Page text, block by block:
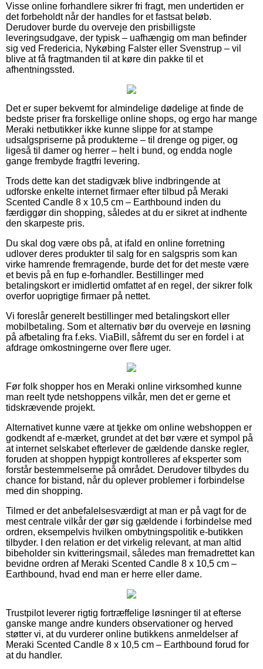
Visse online forhandlere sikrer fri fragt, men undertiden er
det forbeholdt når der handles for et fastsat beløb.
Derudover burde du overveje den prisbilligste
leveringsudgave, der typisk – uafhængig om man befinder
sig ved Fredericia, Nykøbing Falster eller Svenstrup – vil
blive at få fragtmanden til at køre din pakke til et
afhentningssted.
Det er super bekvemt for almindelige dødelige at finde de
bedste priser fra forskellige online shops, og ergo har mange
Meraki netbutikker ikke kunne slippe for at stampe
udsalgspriserne på produkterne – til drenge og piger, og
ligeså til damer og herrer – helt i bund, og endda nogle
gange frembyde fragtfri levering.
Trods dette kan det stadigvæk blive indbringende at
udforske enkelte internet firmaer efter tilbud på Meraki
Scented Candle 8 x 10,5 cm – Earthbound inden du
færdiggør din shopping, således at du er sikret at indhente
den skarpeste pris.
Du skal dog være obs på, at ifald en online forretning
udlover deres produkter til salg for en salgspris som kan
virke hamrende fremragende, burde det for det meste være
et bevis på en fup e-forhandler. Bestillinger med
betalingskort er imidlertid omfattet af en regel, der sikrer folk
overfor uoprigtige firmaer på nettet.
Vi foreslår generelt bestillinger med betalingskort eller
mobilbetaling. Som et alternativ bør du overveje en løsning
på afbetaling fra f.eks. ViaBill, såfremt du ser en fordel i at
afdrage omkostningerne over flere uger.
Før folk shopper hos en Meraki online virksomhed kunne
man reelt tyde netshoppens vilkår, men det er gerne et
tidskrævende projekt.
Alternativet kunne være at tjekke om online webshoppen er
godkendt af e-mærket, grundet at det bør være et sympol på
at internet selskabet efterlever de gældende danske regler,
foruden at shoppen hyppigt kontrolleres af eksperter som
forstår bestemmelserne på området. Derudover tilbydes du
chance for bistand, når du oplever problemer i forbindelse
med din shopping.
Tilmed er det anbefalelsesværdigt at man er på vagt for de
mest centrale vilkår der gør sig gældende i forbindelse med
ordren, eksempelvis hvilken ombytningspolitik e-butikken
tilbyder. I den relation er det virkelig relevant, at man altid
bibeholder sin kvitteringsmail, således man fremadrettet kan
bevidne ordren af Meraki Scented Candle 8 x 10,5 cm –
Earthbound, hvad end man er herre eller dame.
Trustpilot leverer rigtig fortræffelige løsninger til at efterse
ganske mange andre kunders observationer og herved
støtter vi, at du vurderer online butikkens anmeldelser af
Meraki Scented Candle 8 x 10,5 cm – Earthbound forud for
at du handler.